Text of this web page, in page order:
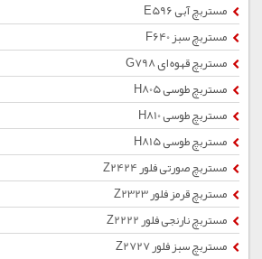
مستربچ آبی E596
مستربچ سبز F640
مستربچ قهوه ای G798
مستربچ طوسی H805
مستربچ طوسی H810
مستربچ طوسی H815
مستربچ صورتی فلور Z2424
مستربچ قرمز فلور Z2323
مستربچ نارنجی فلور Z2222
مستربچ سبز فلور Z2727